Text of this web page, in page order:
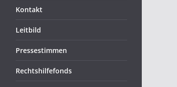
Kontakt
Leitbild
Pressestimmen
Rechtshilfefonds